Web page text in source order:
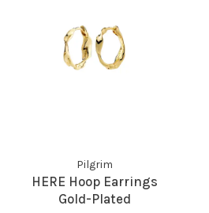
Pilgrim
HERE Hoop Earrings
Gold-Plated